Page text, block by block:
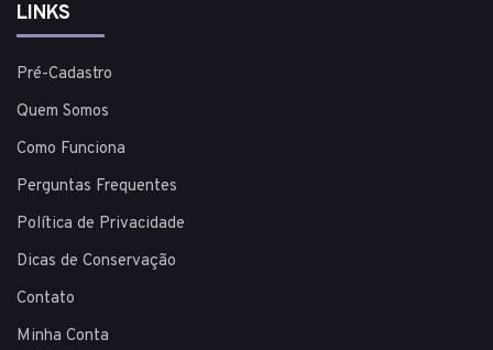
LINKS
Pré-Cadastro
Quem Somos
Como Funciona
Perguntas Frequentes
Política de Privacidade
Dicas de Conservação
Contato
Minha Conta